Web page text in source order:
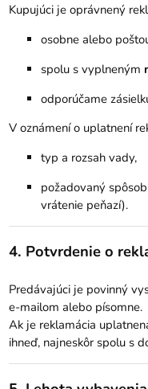
Kupujúci je oprávnený
osobne alebo
spolu s vyplneným
odporúčame
V oznámení o uplatnení
typ a rozsah vady,
požadovaný
vrátenie peňazí).
4. Potvrdenie o
Predávajúci je povinný
e-mailom alebo písomne.
Ak je reklamácia
ihneď, najneskôr spolu s